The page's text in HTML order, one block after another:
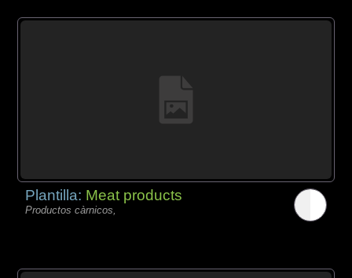
Plantilla: Meat products
Productos càrnicos,